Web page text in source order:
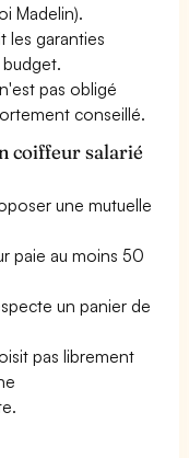
Madelin).
les garanties
pas obligé
conseillé.
coiffeur salarié
une mutuelle
paie au moins 50
un panier de
pas librement